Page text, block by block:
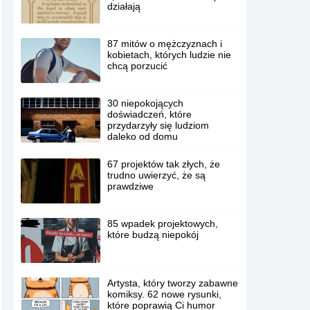
działają
87 mitów o mężczyznach i
kobietach, których ludzie nie
chcą porzucić
30 niepokojących
doświadczeń, które
przydarzyły się ludziom
daleko od domu
67 projektów tak złych, że
trudno uwierzyć, że są
prawdziwe
85 wpadek projektowych,
które budzą niepokój
Artysta, który tworzy zabawne
komiksy. 62 nowe rysunki,
które poprawią Ci humor